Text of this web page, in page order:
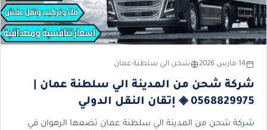
14 مارس 2026 شحن الي سلطنة عمان
شركة شحن من المدينة الي سلطنة عمان |
0568829975 ◈ إتقان النقل الدولي
شركة شحن من المدينة الي سلطنة عمان تضعها الرهوان في